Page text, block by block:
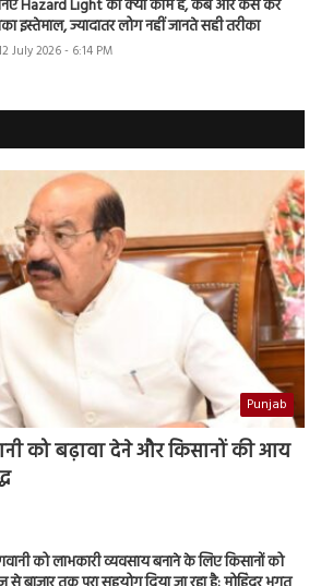
Hazard Light का क्या काम है, कब और कैसे करें
इस्तेमाल, ज्यादातर लोग नहीं जानते सही तरीका
July 2026 - 6:14 PM
Punjab
को बढ़ावा देने और किसानों की आय
को लाभकारी व्यवसाय बनाने के लिए किसानों को